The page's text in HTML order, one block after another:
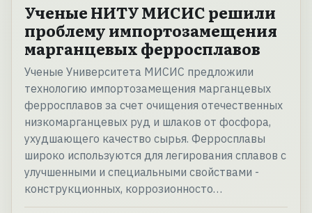
Ученые НИТУ МИСИС решили
проблему импортозамещения
марганцевых ферросплавов
Ученые Университета МИСИС предложили
технологию импортозамещения марганцевых
ферросплавов за счет очищения отечественных
низкомарганцевых руд и шлаков от фосфора,
ухудшающего качество сырья. Ферросплавы
широко используются для легирования сплавов с
улучшенными и специальными свойствами -
конструкционных, коррозионносто…